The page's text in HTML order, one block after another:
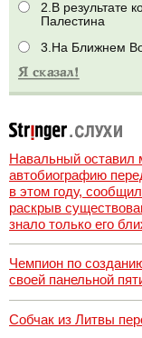
2.В результате
Палестина
3.На Ближнем
Навальный оставил
автобиографию
в этом году,
раскрыв
знало только его
Чемпион по
своей панельной
Собчак из Литвы